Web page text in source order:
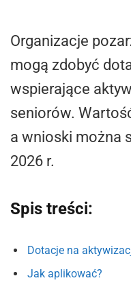
Organizacje
mogą zdobyć
wspierające
seniorów.
a wnioski można
2026 r.
Spis treści:
Dotacje na
Jak aplikować?